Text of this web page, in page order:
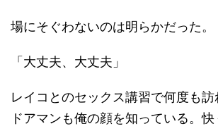
場にそぐわないのは明らかだった。
「大丈夫、大丈夫」
レイコとのセックス講習で何度も訪
ドアマンも俺の顔を知っている。